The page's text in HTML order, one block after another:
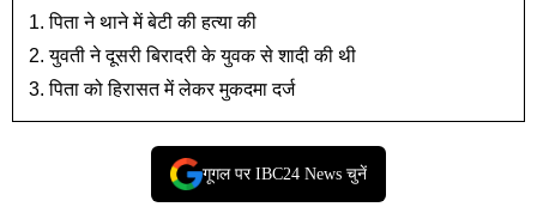
पिता ने थाने में बेटी की हत्या की
युवती ने दूसरी बिरादरी के युवक से शादी की थी
पिता को हिरासत में लेकर मुकदमा दर्ज
गूगल पर IBC24 News चुनें